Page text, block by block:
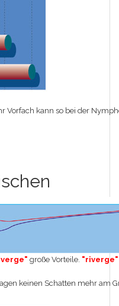
Vorfach kann so bei der
große Vorteile. "riverge"
keinen Schatten mehr am